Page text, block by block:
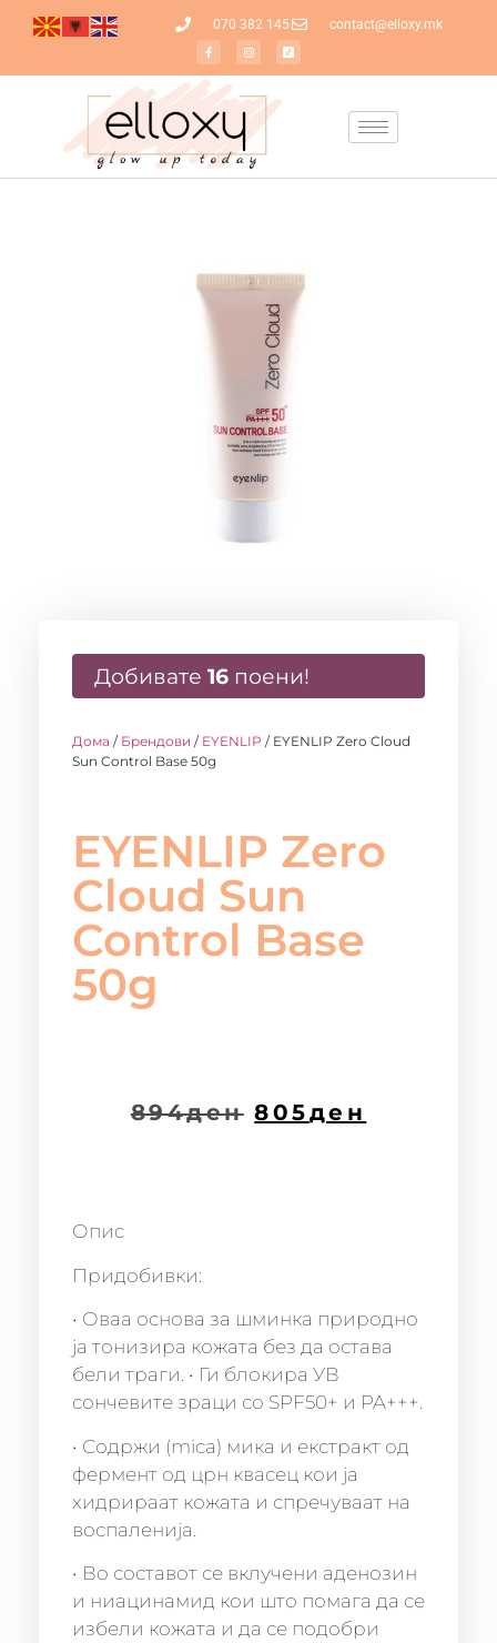
070 382 145 contact@elloxy.mk
Добивате 16 поени!
Дома / Брендови / EYENLIP / EYENLIP Zero Cloud
Sun Control Base 50g
EYENLIP Zero
Cloud Sun
Control Base
50g
894ден 805ден
Опис
Придобивки:
• Оваа основа за шминка природно
ја тонизира кожата без да остава
бели траги. • Ги блокира УВ
сончевите зраци со SPF50+ и PA+++.
• Содржи (mica) мика и екстракт од
фермент од црн квасец кои ја
хидрираат кожата и спречуваат на
воспаленија.
• Во составот се вклучени аденозин
и ниацинамид кои што помага да се
избели кожата и да се подобри